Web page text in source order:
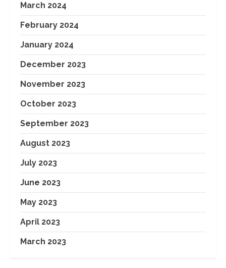
March 2024
February 2024
January 2024
December 2023
November 2023
October 2023
September 2023
August 2023
July 2023
June 2023
May 2023
April 2023
March 2023